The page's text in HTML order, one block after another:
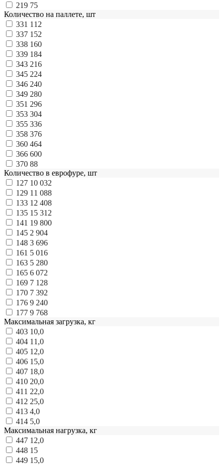
219 75
Количество на паллете, шт
331 112
337 152
338 160
339 184
343 216
345 224
346 240
349 280
351 296
353 304
355 336
358 376
360 464
366 600
370 88
Количество в еврофуре, шт
127 10 032
129 11 088
133 12 408
135 15 312
141 19 800
145 2 904
148 3 696
161 5 016
163 5 280
165 6 072
169 7 128
170 7 392
176 9 240
177 9 768
Максимальная загрузка, кг
403 10,0
404 11,0
405 12,0
406 15,0
407 18,0
410 20,0
411 22,0
412 25,0
413 4,0
414 5,0
Максимальная нагрузка, кг
447 12,0
448 15
449 15,0